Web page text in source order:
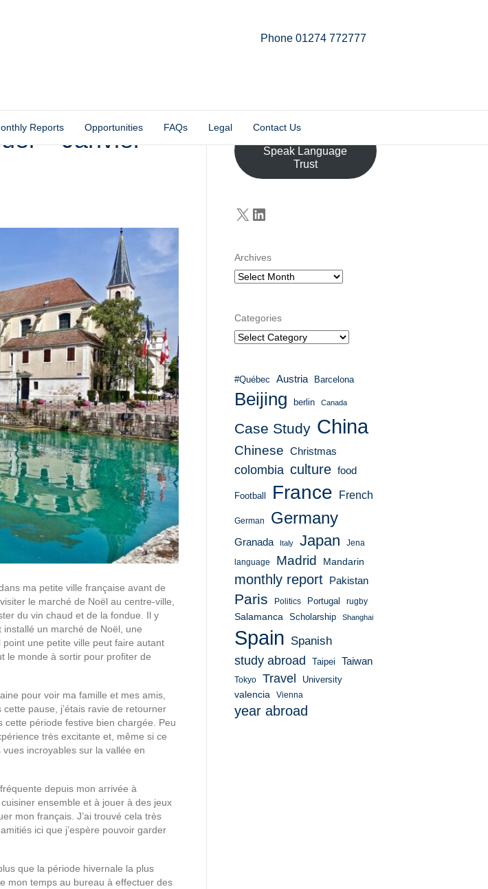
Phone 01274 772777
Reports Opportunities FAQs Legal Contact Us
– Janvier
ma petite ville française avant de
le marché de Noël au centre-ville,
du vin chaud et de la fondue. Il y
un marché de Noël, une
point une petite ville peut faire autant
le monde à sortir pour profiter de
pour voir ma famille et mes amis,
pause, j’étais ravie de retourner
période festive bien chargée. Peu
très excitante et, même si ce
incroyables sur la vallée en
depuis mon arrivée à
ensemble et à jouer à des jeux
mon français. J’ai trouvé cela très
ici que j’espère pouvoir garder
que la période hivernale la plus
mon temps au bureau à effectuer des
Speak Language
Trust
X LinkedIn
Archives
Categories
#Québec Austria Barcelona
Beijing berlin Canada
Case Study China
Chinese Christmas
colombia culture food
Football France French
German Germany
Granada Italy Japan Jena
language Madrid Mandarin
monthly report Pakistan
Paris Politics Portugal rugby
Salamanca Scholarship Shanghai
Spain Spanish
study abroad Taipei Taiwan
Tokyo Travel University
valencia Vienna
year abroad